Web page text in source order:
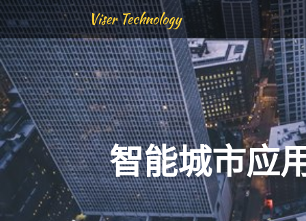
Viser Technology
智能城市应